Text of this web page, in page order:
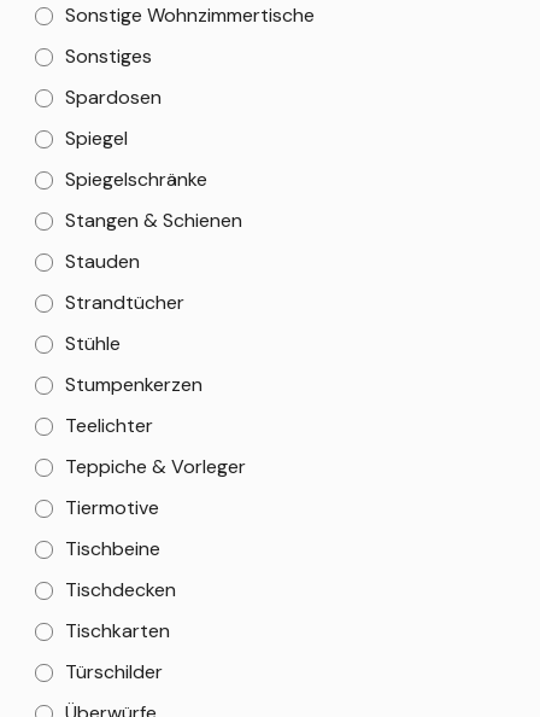
Sonstige Wohnzimmertische
Sonstiges
Spardosen
Spiegel
Spiegelschränke
Stangen & Schienen
Stauden
Strandtücher
Stühle
Stumpenkerzen
Teelichter
Teppiche & Vorleger
Tiermotive
Tischbeine
Tischdecken
Tischkarten
Türschilder